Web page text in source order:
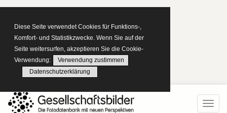
Diese Seite verwendet Cookies für Funktions-,
Komfort- und Statistikzwecke. Wenn Sie auf der
Seite weitersurfen, akzeptieren Sie die Cookie-
Verwendung:
Verwendung zustimmen
Datenschutzerklärung